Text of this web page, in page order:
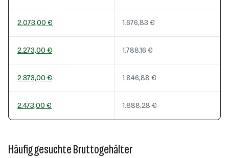
2.073,00 € 1.676,83 €
2.273,00 € 1.788,16 €
2.373,00 € 1.846,88 €
2.473,00 € 1.888,28 €
Häufig gesuchte Bruttogehälter